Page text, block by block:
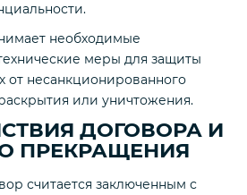
необходимые
меры для защиты
от несанкционированного
или уничтожения.
ДОГОВОРА И
ПРЕКРАЩЕНИЯ
считается заключенным с